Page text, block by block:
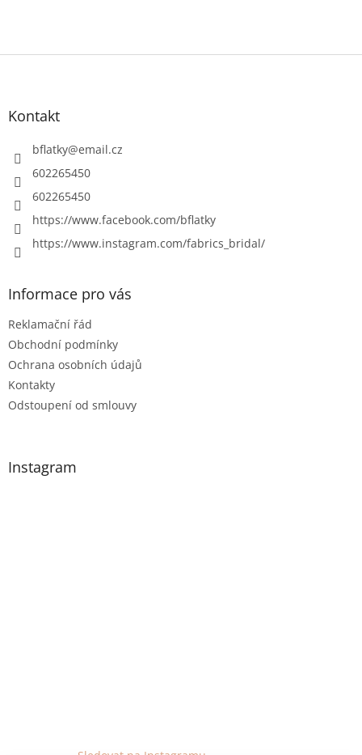
Z
Kontakt
bflatky@email.cz
602265450
602265450
https://www.facebook.com/bflatky
https://www.instagram.com/fabrics_bridal/
Informace pro vás
Reklamační řád
Obchodní podmínky
Ochrana osobních údajů
Kontakty
Odstoupení od smlouvy
Instagram